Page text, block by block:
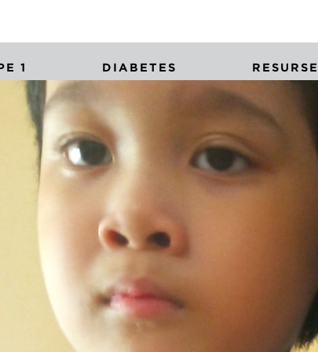
1 DIABETES